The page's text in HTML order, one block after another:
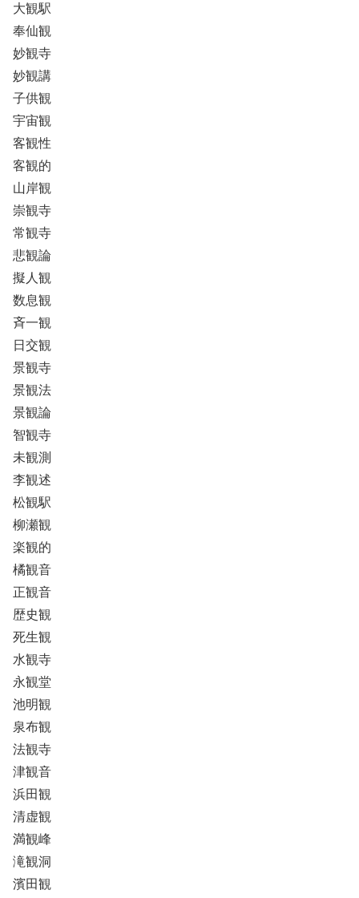
大観駅
奉仙観
妙観寺
妙観講
子供観
宇宙観
客観性
客観的
山岸観
崇観寺
常観寺
悲観論
擬人観
数息観
斉一観
日交観
景観寺
景観法
景観論
智観寺
未観測
李観述
松観駅
柳瀬観
楽観的
橘観音
正観音
歴史観
死生観
水観寺
永観堂
池明観
泉布観
法観寺
津観音
浜田観
清虚観
満観峰
滝観洞
濱田観